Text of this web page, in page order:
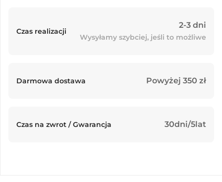
Czas realizacji
2-3 dni
Wysyłamy szybciej, jeśli to możliwe
Darmowa dostawa Powyżej 350 zł
Czas na zwrot / Gwarancja 30dni/5lat